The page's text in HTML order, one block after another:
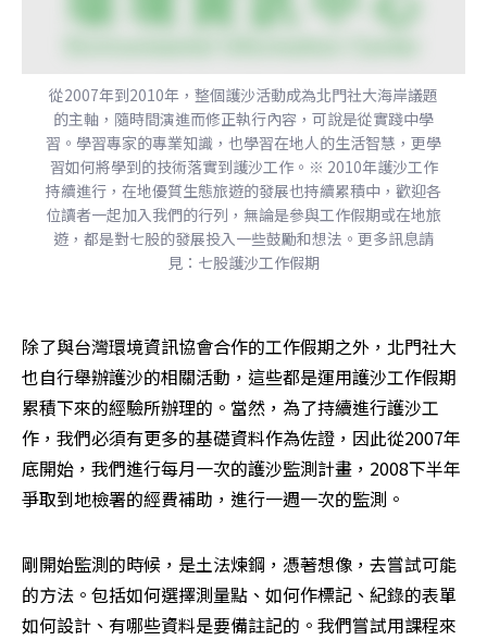
從2007年到2010年，整個護沙活動成為北門社大海岸議題
的主軸，隨時間演進而修正執行內容，可說是從實踐中學
習。學習專家的專業知識，也學習在地人的生活智慧，更學
習如何將學到的技術落實到護沙工作。※ 2010年護沙工作
持續進行，在地優質生態旅遊的發展也持續累積中，歡迎各
位讀者一起加入我們的行列，無論是參與工作假期或在地旅
遊，都是對七股的發展投入一些鼓勵和想法。更多訊息請
見：七股護沙工作假期
除了與台灣環境資訊協會合作的工作假期之外，北門社大
也自行舉辦護沙的相關活動，這些都是運用護沙工作假期
累積下來的經驗所辦理的。當然，為了持續進行護沙工
作，我們必須有更多的基礎資料作為佐證，因此從2007年
底開始，我們進行每月一次的護沙監測計畫，2008下半年
爭取到地檢署的經費補助，進行一週一次的監測。
剛開始監測的時候，是土法煉鋼，憑著想像，去嘗試可能
的方法。包括如何選擇測量點、如何作標記、紀錄的表單
如何設計、有哪些資料是要備註記的。我們嘗試用課程來